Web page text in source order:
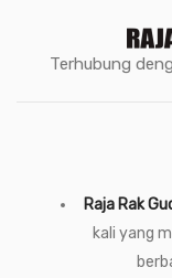
Terhubung
Raja Rak
kali yang